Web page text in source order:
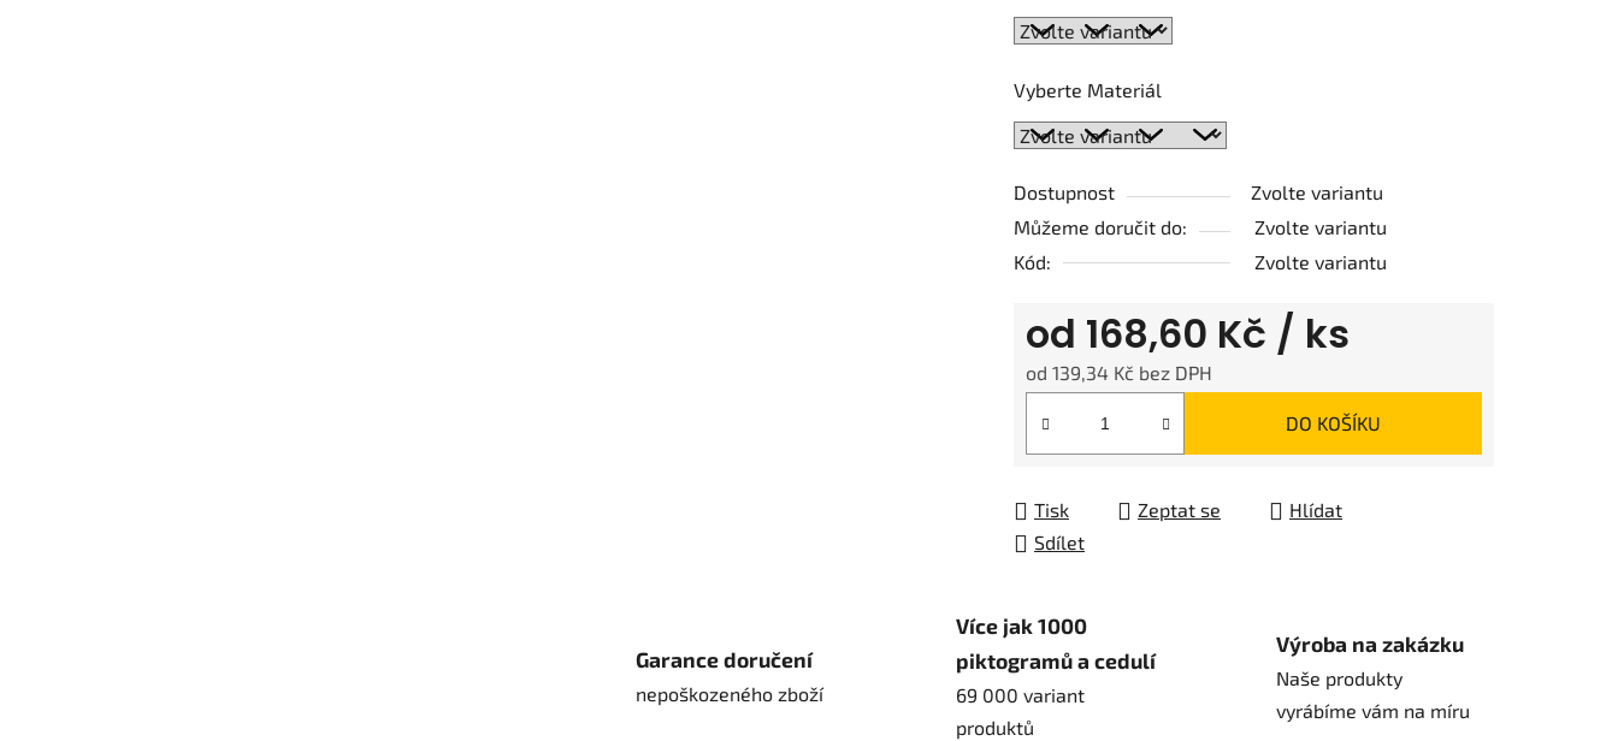
5
Vyberte Materiál
Dostupnost
Zvolte variantu
Můžeme doručit do:
Zvolte variantu
Kód:
Zvolte variantu
od 168,60 Kč / ks
od 139,34 Kč bez DPH
DO KOŠÍKU
Tisk Zeptat se
Hlídat
Sdílet
Garance doručení
nepoškozeného zboží
Více jak 1000
piktogramů a cedulí
69 000 variant
produktů
Výroba na zakázku
Naše produkty
vyrábíme vám na míru